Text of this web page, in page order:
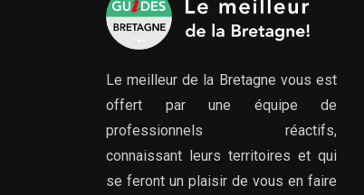
Le meilleur de la Bretagne vous est
offert par une équipe de
professionnels réactifs,
connaissant leurs territoires et qui
se feront un plaisir de vous en faire